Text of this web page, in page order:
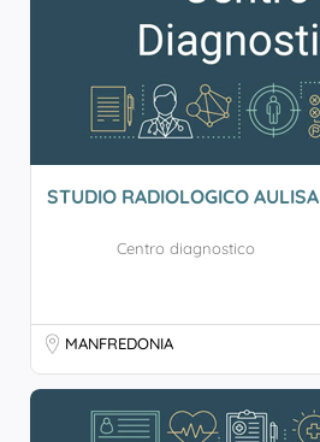
STUDIO RADIOLOGICO AULISA
Centro diagnostico
MANFREDONIA